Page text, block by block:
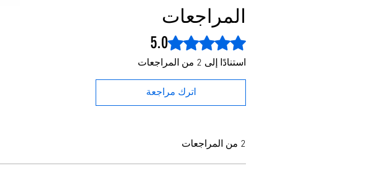
المراجعات
تم التقييم بـ 5 من أصل 5 نجوم. 5.0
استنادًا إلى 2 من المراجعات
اترك مراجعة
2 من المراجعات